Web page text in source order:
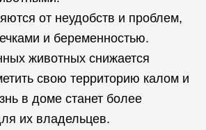
от неудобств и проблем,
и беременностью.
животных снижается
свою территорию калом и
в доме станет более
их владельцев.